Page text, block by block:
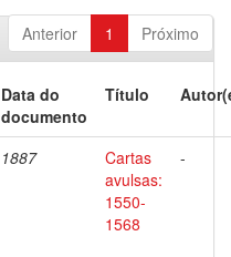
Anterior 1 Próximo
Data do
documento
Título
1887
Cartas
avulsas:
1550-
1568
-